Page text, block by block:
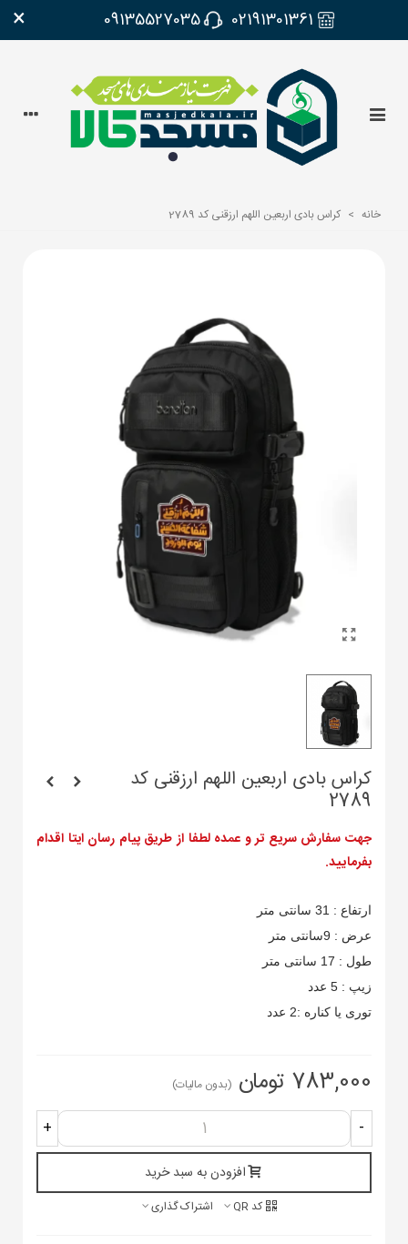
02191301361
09135527035
×
خانه > کراس بادی اربعین اللهم ارزقنی کد 2789
کراس بادی اربعین اللهم ارزقنی کد
2789
جهت سفارش سریع تر و عمده لطفا از طریق پیام رسان ایتا اقدام
بفرمایید.
ارتفاع : 31 سانتی متر
عرض : 9سانتی متر
طول : 17 سانتی متر
زیپ : 5 عدد
توری یا کناره :2 عدد
783,000 تومان (بدون مالیات)
-
+
افزودن به سبد خرید
کد QR اشتراک گذاری